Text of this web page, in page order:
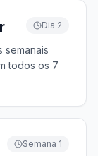
Dia 2
semanais
todos os 7
Semana 1